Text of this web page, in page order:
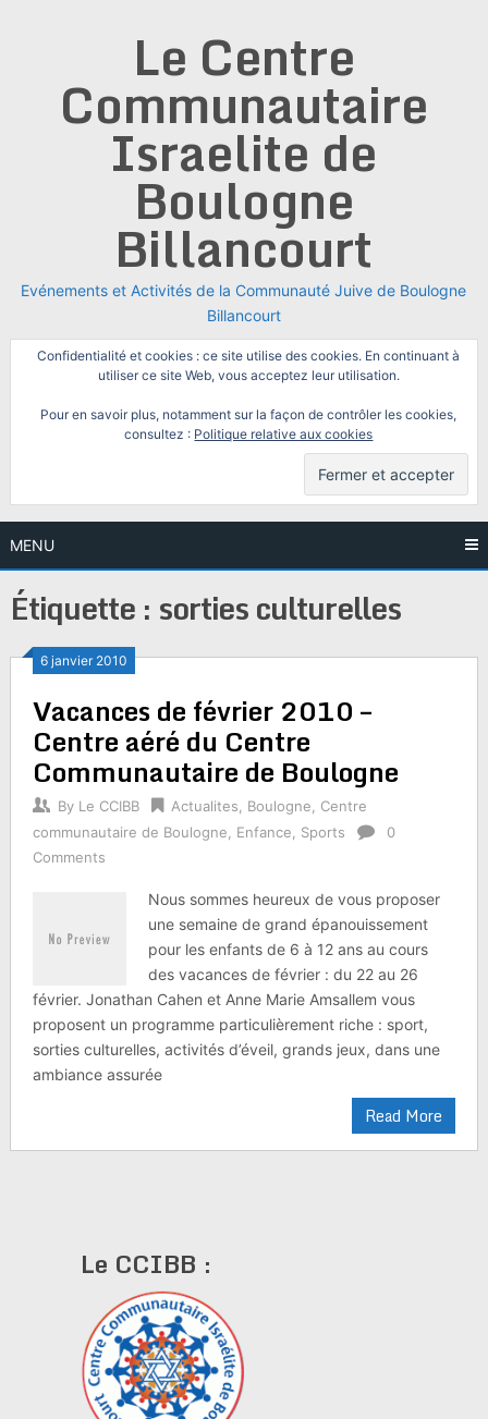
Le Centre
Communautaire
Israelite de
Boulogne
Billancourt
Evénements et Activités de la Communauté Juive de Boulogne
Billancourt
Confidentialité et cookies : ce site utilise des cookies. En continuant à
utiliser ce site Web, vous acceptez leur utilisation.
Pour en savoir plus, notamment sur la façon de contrôler les cookies,
consultez : Politique relative aux cookies
MENU
Étiquette : sorties culturelles
6 janvier 2010
Vacances de février 2010 –
Centre aéré du Centre
Communautaire de Boulogne
By Le CCIBB Actualites Boulogne
Centre
communautaire de Boulogne
Enfance Sports
0
Comments
Nous sommes heureux de vous proposer
une semaine de grand épanouissement
pour les enfants de 6 à 12 ans au cours
des vacances de février : du 22 au 26
février. Jonathan Cahen et Anne Marie Amsallem vous
proposent un programme particulièrement riche : sport,
sorties culturelles, activités d’éveil, grands jeux, dans une
ambiance assurée
Read More
Le CCIBB :